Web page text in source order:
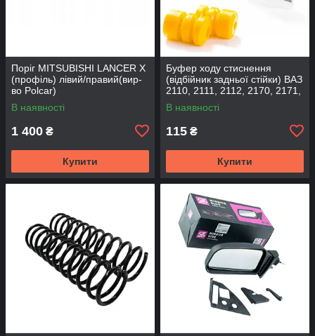
Поріг MITSUBISHI LANCER Х
(профіль) лівий/правий(вир-
во Polcar)
В наявності
1 400 ₴
Купити
Буфер ходу стиснення
(відбійник задньої стійки) ВАЗ
2110, 2111, 2112, 2170, 2171,
2172 (2шт) (вир-во CS-20
В наявності
115 ₴
Купити